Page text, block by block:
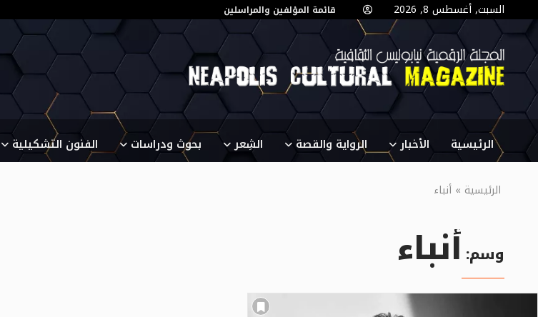
السبت, أغسطس 8, 2026 قائمة المؤلفين والمراسلين
الرئيسية الأخبار الرواية والقصة الشِعر بحوث ودراسات الفنون التشكيلية
الرئيسية » أنباء
وسم: أنباء